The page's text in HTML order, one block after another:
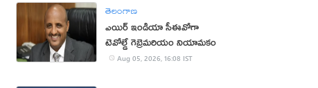
తెలంగాణ
ఎయిర్ ఇండియా సీఈవోగా
టెవోల్డే గెబ్రెమరియం నియామకం
Aug 05, 2026, 16:08 IST